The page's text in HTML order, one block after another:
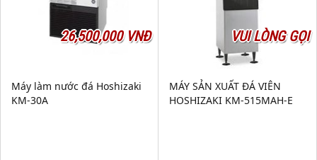
26,500,000 VNĐ
Máy làm nước đá Hoshizaki
KM-30A
VUI LÒNG GỌI
MÁY SẢN XUẤT ĐÁ VIÊN
HOSHIZAKI KM-515MAH-E